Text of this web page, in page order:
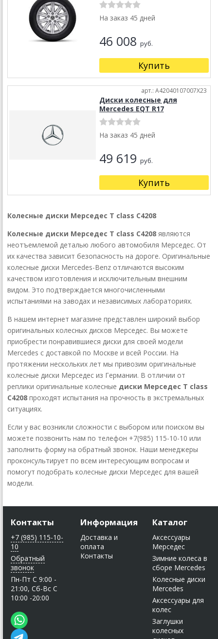
На заказ 45 дней
46 008 руб.
Купить
арт.: A42040107007X23
Диски колесные для
Mercedes EQT R17
На заказ 45 дней
49 619 руб.
Купить
Колесные диски Мерседес T class C4208
Колесные диски Мерседес T class C4208 являются
неотъемлемой деталью любого автомобиля Мерседес. От
их качества зависит безопасность на дороге. Оригинальные
колесные диски Mercedes-Benz отличаются высоким
качеством изготовления и исключительным внешним
видом. Это подтверждается многочисленными
испытаниями на заводах и независимых лабораториях.
В нашем интернет магазине представлен широкий выбор
оригинальных колесных дисков Мерседес. Вы можете
приобрести понравившиеся диски для своей модели
Mercedes с доставкой по Москве и всей России. На
протяжении нескольких лет мы привозим оригинальные
колесные диски Мерседес из Германии. В отличии от
реплики оригинальные колесные диски Мерседес T class
C4208 проходят испытания на прочность в экстремальных
ситуациях.
Если у вас возникли сложности с выбором или поиском вы
можете позвонить нам по телефон +7(985) 115-10-10 или
заполнить форму на обратный звонок. Наши менеджеры
проконсультирует по всем интересующим вопросам и
помогут подобрать колесные диски Мерседес для вашей
модели.
Контакты
+7 (985) 115-10-
10
Обратный
звонок
Пн-Пт C 9:00 -
21:00, Сб-Вс С
10:00 -20:00
Информация
Доставка и
оплата
Контакты
Каталог
Аксессуары
Мерседес
Зимние колеса в
сборе Mercedes
Колесные диски
Mercedes
Аксессуары для
колес
Заглушки
колесных